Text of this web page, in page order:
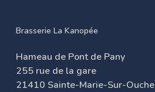
Brasserie La Kanopée
Hameau de Pont de Pany
255 rue de la gare
21410 Sainte-Marie-Sur-Ouche